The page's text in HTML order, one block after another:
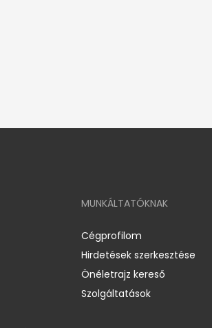
MUNKÁLTATÓKNAK
Cégprofilom
Hirdetések szerkesztése
Önéletrajz kereső
Szolgáltatások